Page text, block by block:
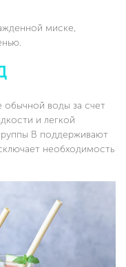
миске,
обычной воды за счет
и легкой
B поддерживают
необходимость